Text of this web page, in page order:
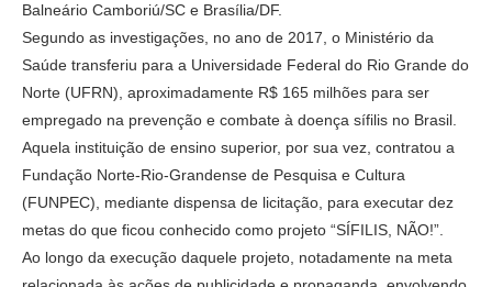
Balneário Camboriú/SC e Brasília/DF.
Segundo as investigações, no ano de 2017, o Ministério da
Saúde transferiu para a Universidade Federal do Rio Grande do
Norte (UFRN), aproximadamente R$ 165 milhões para ser
empregado na prevenção e combate à doença sífilis no Brasil.
Aquela instituição de ensino superior, por sua vez, contratou a
Fundação Norte-Rio-Grandense de Pesquisa e Cultura
(FUNPEC), mediante dispensa de licitação, para executar dez
metas do que ficou conhecido como projeto “SÍFILIS, NÃO!”.
Ao longo da execução daquele projeto, notadamente na meta